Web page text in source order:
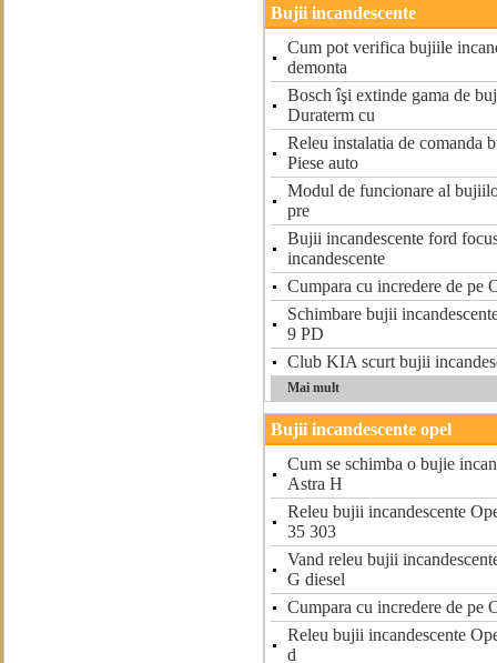
Bujii incandescente
Cum pot verifica bujiile
demonta
Bosch îşi extinde gama de
Duraterm cu
Releu instalatia de comanda
Piese auto
Modul de funcionare al
pre
Bujii incandescente ford
incandescente
Cumpara cu incredere de pe
Schimbare bujii
9 PD
Club KIA scurt bujii
Mai mult
Bujii incandescente opel
Cum se schimba o bujie
Astra H
Releu bujii incandescente
35 303
Vand releu bujii
G diesel
Cumpara cu incredere de pe
Releu bujii incandescente
d